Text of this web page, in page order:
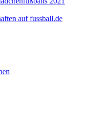
auf fussball.de